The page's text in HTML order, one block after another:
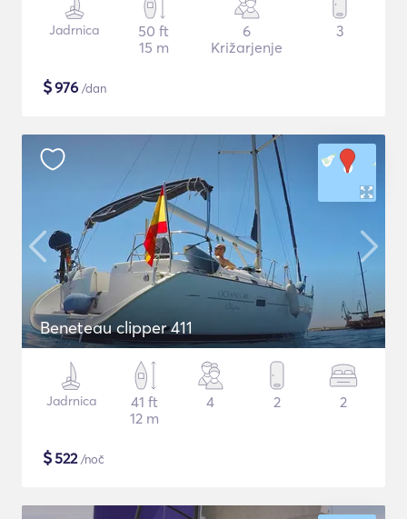
Jadrnica
50 ft
15 m
6
Križarjenje
3
$976 /dan
Beneteau clipper 411
Jadrnica
41 ft
12 m
4 2 2
$522/noč